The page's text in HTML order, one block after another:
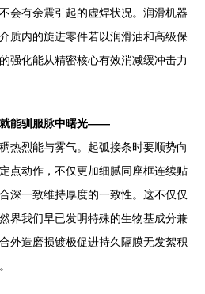
会有余震引起的虚焊状况。润滑机器
质内的旋进零件若以润滑油和高级保
强化能从精密核心有效消减缓冲击力
能驯服脉中曙光——
热烈能与雾气。起弧接条时要顺势向
点动作，不仅更加细腻同座框连续贴
深一致维持厚度的一致性。这不仅仅
界我们早已发明特殊的生物基成分兼
外造磨损镀极促进持久隔膜无发絮积